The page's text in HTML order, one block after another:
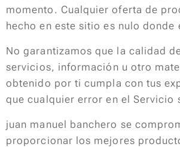
momento. Cualquier oferta de
hecho en este sitio es nulo donde
No garantizamos que la calidad
servicios, información u otro
obtenido por ti cumpla con tus
que cualquier error en el Servicio
juan manuel banchero se
proporcionar los mejores